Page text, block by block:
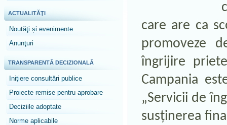
ACTUALITĂŢI
Noutăţi și evenimente
Anunţuri
TRANSPARENTĂ DECIZIONALĂ
Iniţiere consultări publice
Proiecte remise pentru aprobare
Deciziile adoptate
Norme aplicabile
care are ca
promoveze
îngrijire
Campania
„Servicii de
susținerea